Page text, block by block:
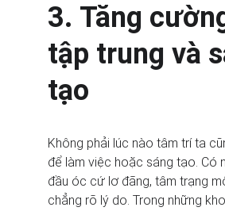
3. Tăng
tập trung và
tạo
Không phải lúc nào tâm trí ta
để làm việc hoặc sáng tạo. Có
đầu óc cứ lơ đãng, tâm trạng
chẳng rõ lý do. Trong những